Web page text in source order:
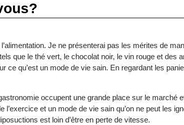
Je ne présenterai pas les mérites de
que le thé vert, le chocolat noir, le vin rouge et des
ce qu’est un mode de vie sain. En regardant les
occupent une grande place sur le marché
et un mode de vie sain qu’on ne peut les
est loin d’être en perte de vitesse.